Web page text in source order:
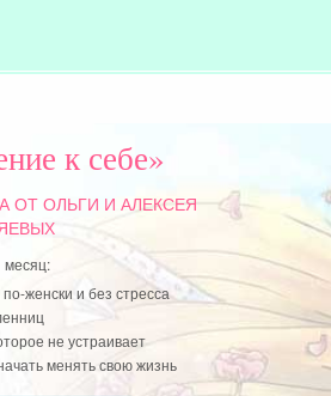
к себе»
ОТ ОЛЬГИ И АЛЕКСЕЯ
месяц:
женски и без стресса
не устраивает
менять свою жизнь